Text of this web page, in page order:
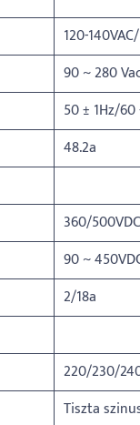
120-
90 ~ 280
50 ± 1Hz/60
48.2a
360/500VDC
90 ~
2/18a
220/230/
Tiszta